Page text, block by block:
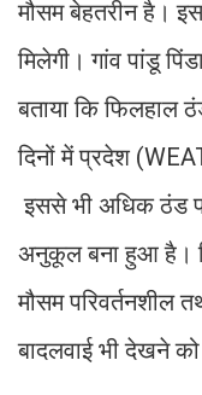
मौसम बेहतरीन है।
मिलेगी। गांव पांडू
बताया कि फिलहाल
दिनों में प्रदेश
इससे भी अधिक ठंड
अनुकूल बना हुआ है।
मौसम परिवर्तनशील
बादलवाई भी देखने को